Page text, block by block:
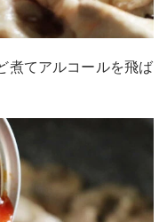
てアルコールを飛ば